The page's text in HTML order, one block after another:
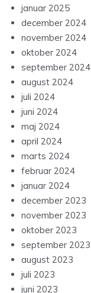
januar 2025
december 2024
november 2024
oktober 2024
september 2024
august 2024
juli 2024
juni 2024
maj 2024
april 2024
marts 2024
februar 2024
januar 2024
december 2023
november 2023
oktober 2023
september 2023
august 2023
juli 2023
juni 2023